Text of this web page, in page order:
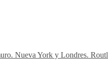
Nueva York y Londres.